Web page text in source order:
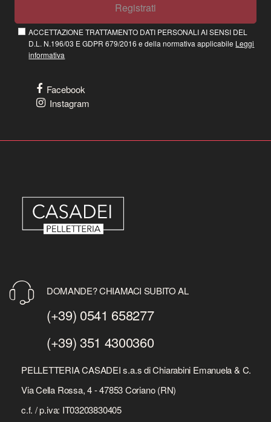
Registrati
ACCETTAZIONE TRATTAMENTO DATI PERSONALI AI SENSI DEL
D.L. N.196/03 E GDPR 679/2016 e della normativa applicabile Leggi
informativa
Facebook
Instagram
DOMANDE? CHIAMACI SUBITO AL
(+39) 0541 658277
(+39) 351 4300360
PELLETTERIA CASADEI s.a.s di Chiarabini Emanuela & C.
Via Cella Rossa, 4 - 47853 Coriano (RN)
c.f. / p.iva: IT03203830405